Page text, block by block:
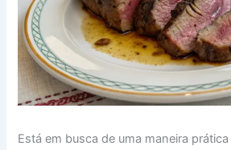
Está em busca de uma maneira